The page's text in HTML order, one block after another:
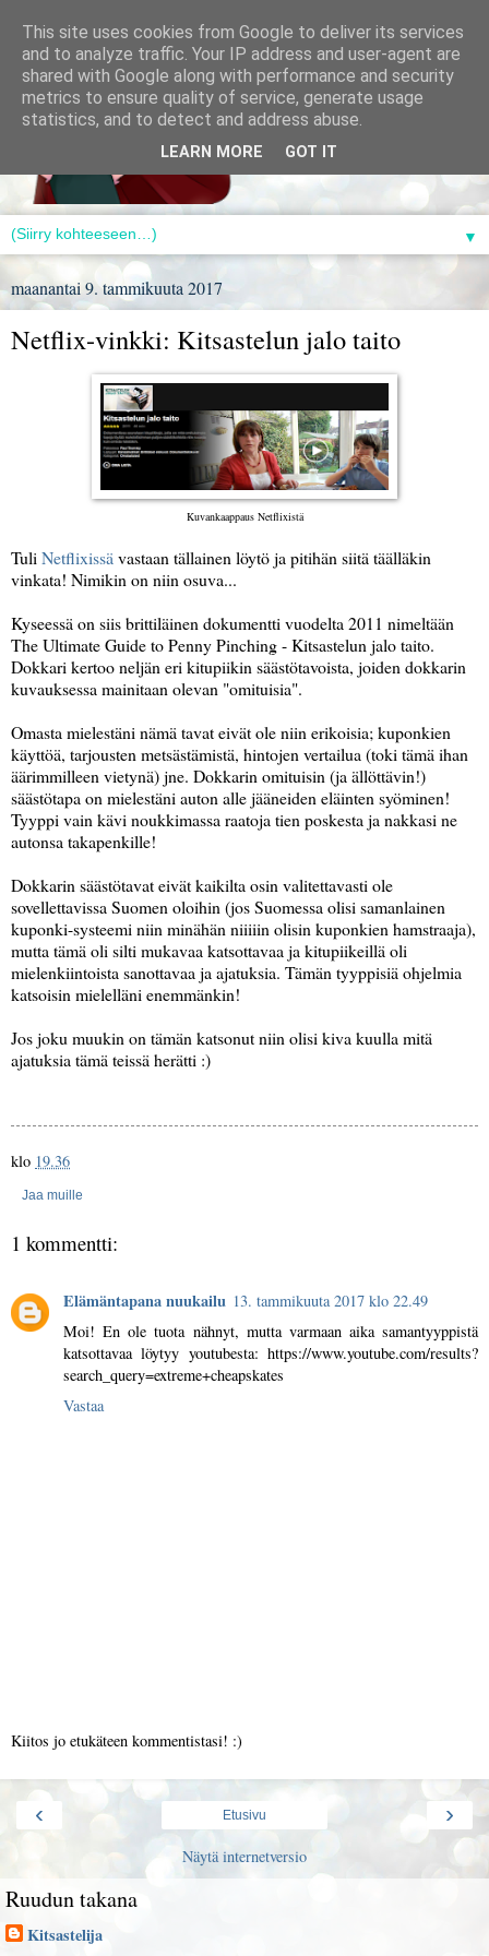
▼
maanantai 9. tammikuuta 2017
Netflix-vinkki: Kitsastelun jalo taito
Kuvankaappaus Netflixistä
Tuli Netflixissä vastaan tällainen löytö ja pitihän siitä täälläkin
vinkata! Nimikin on niin osuva...
Kyseessä on siis brittiläinen dokumentti vuodelta 2011 nimeltään
The Ultimate Guide to Penny Pinching - Kitsastelun jalo taito.
Dokkari kertoo neljän eri kitupiikin säästötavoista, joiden dokkarin
kuvauksessa mainitaan olevan "omituisia".
Omasta mielestäni nämä tavat eivät ole niin erikoisia; kuponkien
käyttöä, tarjousten metsästämistä, hintojen vertailua (toki tämä ihan
äärimmilleen vietynä) jne. Dokkarin omituisin (ja ällöttävin!)
säästötapa on mielestäni auton alle jääneiden eläinten syöminen!
Tyyppi vain kävi noukkimassa raatoja tien poskesta ja nakkasi ne
autonsa takapenkille!
Dokkarin säästötavat eivät kaikilta osin valitettavasti ole
sovellettavissa Suomen oloihin (jos Suomessa olisi samanlainen
kuponki-systeemi niin minähän niiiiin olisin kuponkien hamstraaja),
mutta tämä oli silti mukavaa katsottavaa ja kitupiikeillä oli
mielenkiintoista sanottavaa ja ajatuksia. Tämän tyyppisiä ohjelmia
katsoisin mielelläni enemmänkin!
Jos joku muukin on tämän katsonut niin olisi kiva kuulla mitä
ajatuksia tämä teissä herätti :)
klo 19.36
Jaa muille
1 kommentti:
Elämäntapana nuukailu 13. tammikuuta 2017 klo 22.49
Moi! En ole tuota nähnyt, mutta varmaan aika samantyyppistä
katsottavaa löytyy youtubesta: https://www.youtube.com/results?
search_query=extreme+cheapskates
Vastaa
Kiitos jo etukäteen kommentistasi! :)
‹ ›
Etusivu
Näytä internetversio
Ruudun takana
Kitsastelija
This site uses cookies from Google to deliver its services
and to analyze traffic. Your IP address and user-agent are
shared with Google along with performance and security
metrics to ensure quality of service, generate usage
statistics, and to detect and address abuse.
LEARN MORE GOT IT